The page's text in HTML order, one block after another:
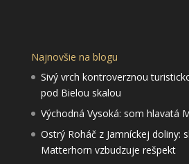
Najnovšie na blogu
Sivý vrch kontroverznou
pod Bielou skalou
Východná Vysoká: som hlavatá
Ostrý Roháč z Jamníckej doliny:
Matterhorn vzbudzuje rešpekt